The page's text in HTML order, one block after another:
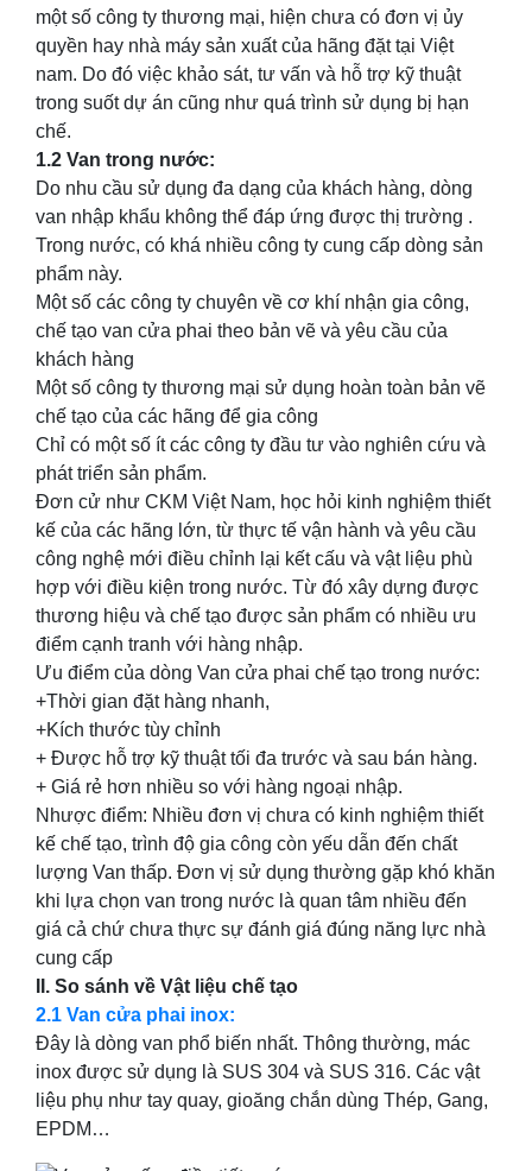
một số công ty thương mại, hiện chưa có đơn vị ủy
quyền hay nhà máy sản xuất của hãng đặt tại Việt
nam. Do đó việc khảo sát, tư vấn và hỗ trợ kỹ thuật
trong suốt dự án cũng như quá trình sử dụng bị hạn
chế.
1.2 Van trong nước:
Do nhu cầu sử dụng đa dạng của khách hàng, dòng
van nhập khẩu không thể đáp ứng được thị trường .
Trong nước, có khá nhiều công ty cung cấp dòng sản
phẩm này.
Một số các công ty chuyên về cơ khí nhận gia công,
chế tạo van cửa phai theo bản vẽ và yêu cầu của
khách hàng
Một số công ty thương mại sử dụng hoàn toàn bản vẽ
chế tạo của các hãng để gia công
Chỉ có một số ít các công ty đầu tư vào nghiên cứu và
phát triển sản phẩm.
Đơn cử như CKM Việt Nam, học hỏi kinh nghiệm thiết
kế của các hãng lớn, từ thực tế vận hành và yêu cầu
công nghệ mới điều chỉnh lại kết cấu và vật liệu phù
hợp với điều kiện trong nước. Từ đó xây dựng được
thương hiệu và chế tạo được sản phẩm có nhiều ưu
điểm cạnh tranh với hàng nhập.
Ưu điểm của dòng Van cửa phai chế tạo trong nước:
+Thời gian đặt hàng nhanh,
+Kích thước tùy chỉnh
+ Được hỗ trợ kỹ thuật tối đa trước và sau bán hàng.
+ Giá rẻ hơn nhiều so với hàng ngoại nhập.
Nhược điểm: Nhiều đơn vị chưa có kinh nghiệm thiết
kế chế tạo, trình độ gia công còn yếu dẫn đến chất
lượng Van thấp. Đơn vị sử dụng thường gặp khó khăn
khi lựa chọn van trong nước là quan tâm nhiều đến
giá cả chứ chưa thực sự đánh giá đúng năng lực nhà
cung cấp
II. So sánh về Vật liệu chế tạo
2.1 Van cửa phai inox:
Đây là dòng van phổ biến nhất. Thông thường, mác
inox được sử dụng là SUS 304 và SUS 316. Các vật
liệu phụ như tay quay, gioăng chắn dùng Thép, Gang,
EPDM…